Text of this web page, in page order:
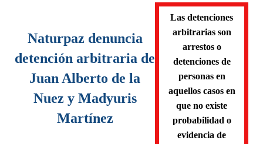
Las detenciones
arbitrarias son
arrestos o
detenciones de
personas en
aquellos casos en
que no existe
probabilidad o
evidencia de
Naturpaz denuncia
detención arbitraria de
Juan Alberto de la
Nuez y Madyuris
Martínez